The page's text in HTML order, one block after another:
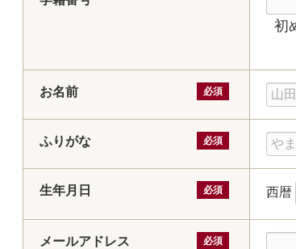
初
お名前 必須
ふりがな 必須
生年月日 必須 西暦
メールアドレス 必須